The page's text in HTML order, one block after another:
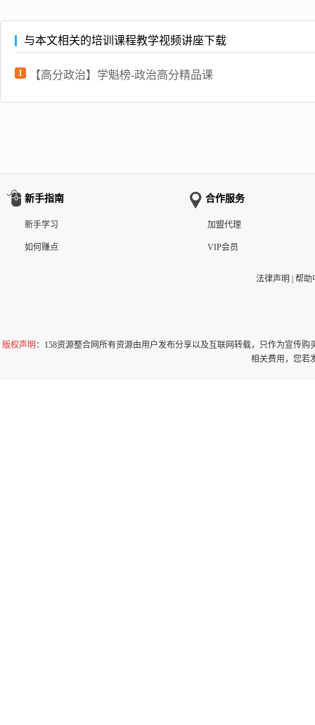
与本文相关的培训课程教学视频讲座下载
1 【高分政治】学魁榜-政治高分精品课
新手指南
新手学习
如何赚点
合作服务
加盟代理
VIP会员
法律声明 帮助
版权声明 ：158资源整合网所有资源由用户发布分享以及互联网转载，只作为宣传
相关费用，您若